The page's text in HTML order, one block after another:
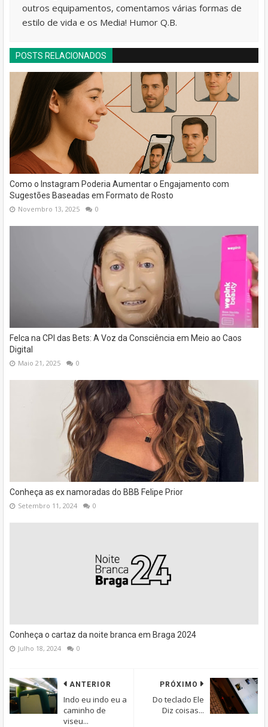
outros equipamentos, comentamos várias formas de
estilo de vida e os Media! Humor Q.B.
POSTS RELACIONADOS
Como o Instagram Poderia Aumentar o Engajamento com
Sugestões Baseadas em Formato de Rosto
Novembro 13, 2025 0
Felca na CPI das Bets: A Voz da Consciência em Meio ao Caos
Digital
Maio 21, 2025 0
Conheça as ex namoradas do BBB Felipe Prior
Setembro 11, 2024 0
Conheça o cartaz da noite branca em Braga 2024
Julho 18, 2024 0
PRÓXIMO
Do teclado Ele
Diz coisas...
ANTERIOR
Indo eu indo eu a
caminho de
viseu...